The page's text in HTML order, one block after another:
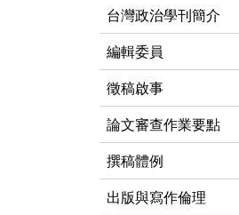
台灣政治學刊簡介
編輯委員
徵稿啟事
論文審查作業要點
撰稿體例
出版與寫作倫理